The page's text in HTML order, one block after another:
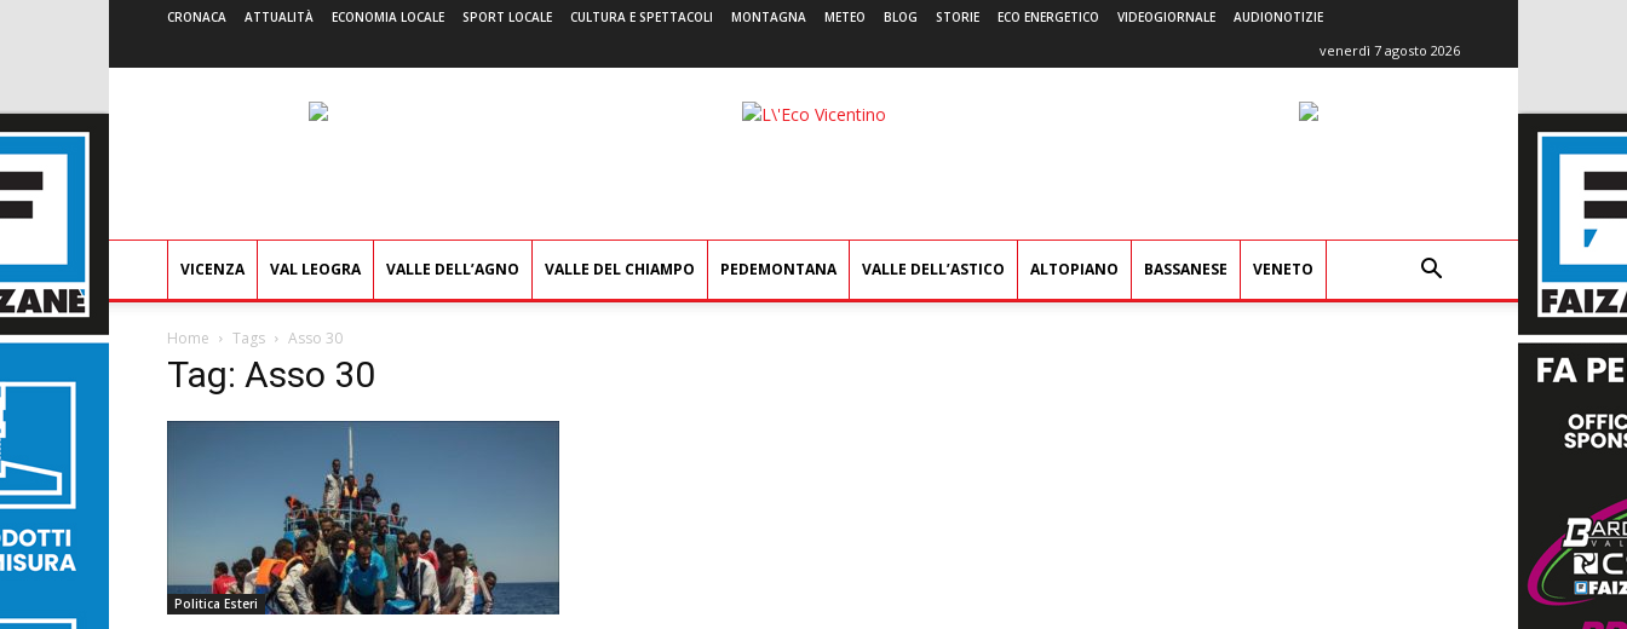
CRONACA ATTUALITÀ ECONOMIA LOCALE SPORT LOCALE CULTURA E SPETTACOLI MONTAGNA METEO BLOG STORIE ECO ENERGETICO VIDEOGIORNALE AUDIONOTIZIE
venerdì 7 agosto 2026
L'Eco
VICENZA VAL LEOGRA VALLE DELL’AGNO VALLE DEL CHIAMPO PEDEMONTANA VALLE DELL’ASTICO ALTOPIANO BASSANESE VENETO
Home Tags Asso 30
Tag: Asso 30
Politica Esteri